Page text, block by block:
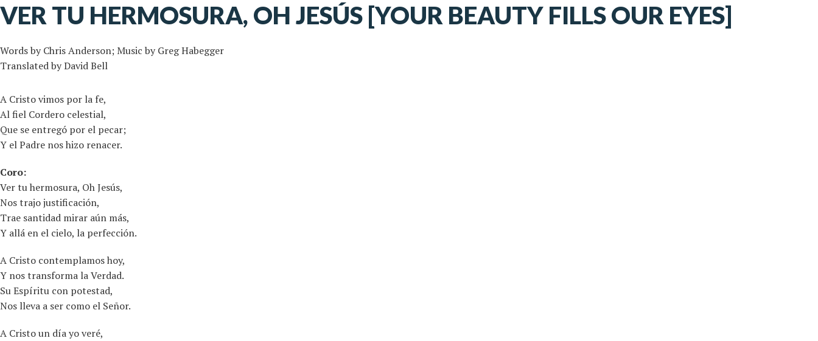
VER TU HERMOSURA, OH JESÚS [YOUR BEAUTY FILLS OUR EYES]
Words by Chris Anderson; Music by Greg Habegger
Translated by David Bell
A Cristo vimos por la fe,
Al fiel Cordero celestial,
Que se entregó por el pecar;
Y el Padre nos hizo renacer.
Coro:
Ver tu hermosura, Oh Jesús,
Nos trajo justificación,
Trae santidad mirar aún más,
Y allá en el cielo, la perfección.
A Cristo contemplamos hoy,
Y nos transforma la Verdad.
Su Espíritu con potestad,
Nos lleva a ser como el Señor.
A Cristo un día yo veré,